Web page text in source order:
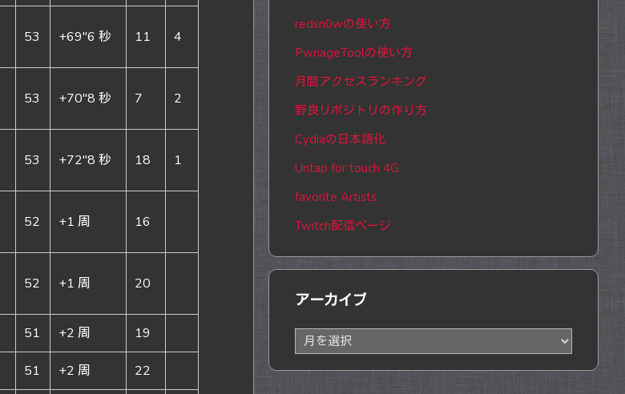
53 +69″6 秒 11 4
53 +70″8 秒 7 2
53 +72″8 秒 18 1
52 +1 周 16
52 +1 周 20
51 +2 周 19
51 +2 周 22
redsn0wの使い方
PwnageToolの使い方
月間アクセスランキング
野良リポジトリの作り方
Cydiaの日本語化
Untap for touch 4G
favorite Artists
Twitch配信ページ
アーカイブ
ア
ー
カ